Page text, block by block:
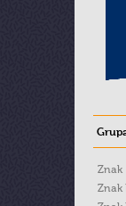
Znak
Znak